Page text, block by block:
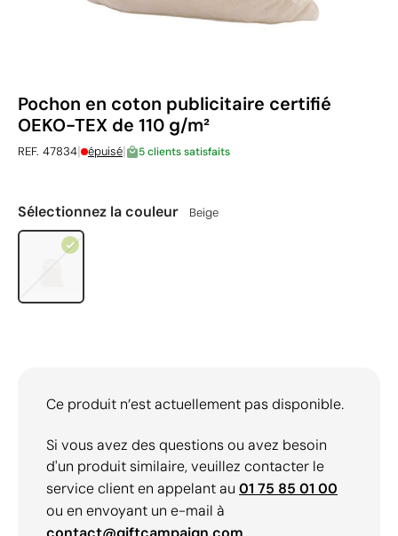
Pochon en coton publicitaire certifié
OEKO-TEX de 110 g/m²
REF. 47834| épuisé| 5 clients satisfaits
Sélectionnez la couleur Beige
Ce produit n’est actuellement pas disponible.
Si vous avez des questions ou avez besoin
d'un produit similaire, veuillez contacter le
service client en appelant au 01 75 85 01 00
ou en envoyant un e-mail à